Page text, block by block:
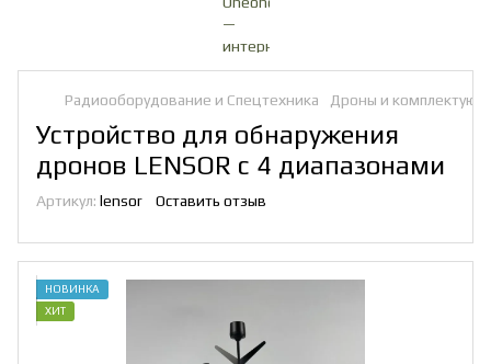
Радиооборудование и Спецтехника Дроны и
Устройство для обнаружения
дронов LENSOR с 4 диапазонами
Артикул: lensor Оставить отзыв
НОВИНКА
ХИТ